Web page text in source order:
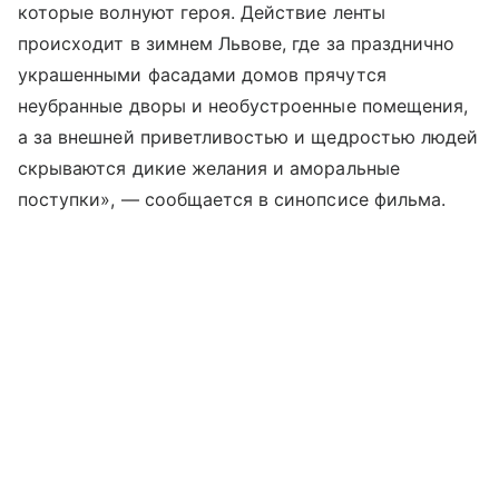
которые волнуют героя. Действие ленты
происходит в зимнем Львове, где за празднично
украшенными фасадами домов прячутся
неубранные дворы и необустроенные помещения,
а за внешней приветливостью и щедростью людей
скрываются дикие желания и аморальные
поступки», — сообщается в синопсисе фильма.